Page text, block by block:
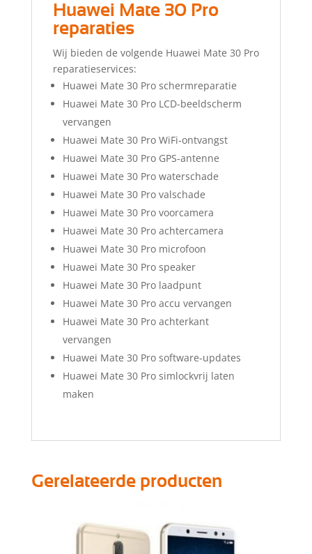
Huawei Mate 30 Pro
reparaties
Wij bieden de volgende Huawei Mate 30 Pro
reparatieservices:
Huawei Mate 30 Pro schermreparatie
Huawei Mate 30 Pro LCD-beeldscherm
vervangen
Huawei Mate 30 Pro WiFi-ontvangst
Huawei Mate 30 Pro GPS-antenne
Huawei Mate 30 Pro waterschade
Huawei Mate 30 Pro valschade
Huawei Mate 30 Pro voorcamera
Huawei Mate 30 Pro achtercamera
Huawei Mate 30 Pro microfoon
Huawei Mate 30 Pro speaker
Huawei Mate 30 Pro laadpunt
Huawei Mate 30 Pro accu vervangen
Huawei Mate 30 Pro achterkant
vervangen
Huawei Mate 30 Pro software-updates
Huawei Mate 30 Pro simlockvrij laten
maken
Gerelateerde producten